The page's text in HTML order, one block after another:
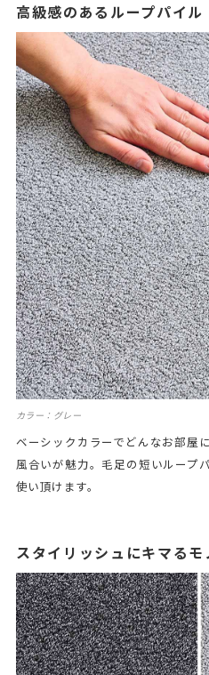
高級感のあるループパイル
カラー：グレー
ベーシックカラーでどんなお部屋
風合いが魅力。毛足の短いループ
使い頂けます。
スタイリッシュにキマる